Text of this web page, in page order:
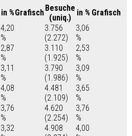
in %GrafischBesuche
(uniq.)
in % Grafisch
4,20
%
3.756
(2.272)
3,06
%
2,87
%
3.110
(1.925)
2,53
%
3,11
%
3.790
(1.986)
3,09
%
4,08
%
4.481
(2.109)
3,65
%
3,76
%
4.620
(2.254)
3,76
%
3,32
4.908
4,00